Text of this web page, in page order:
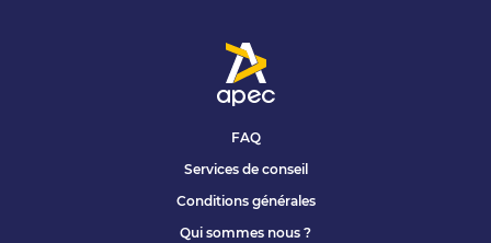
FAQ
Services de conseil
Conditions générales
Qui sommes nous ?